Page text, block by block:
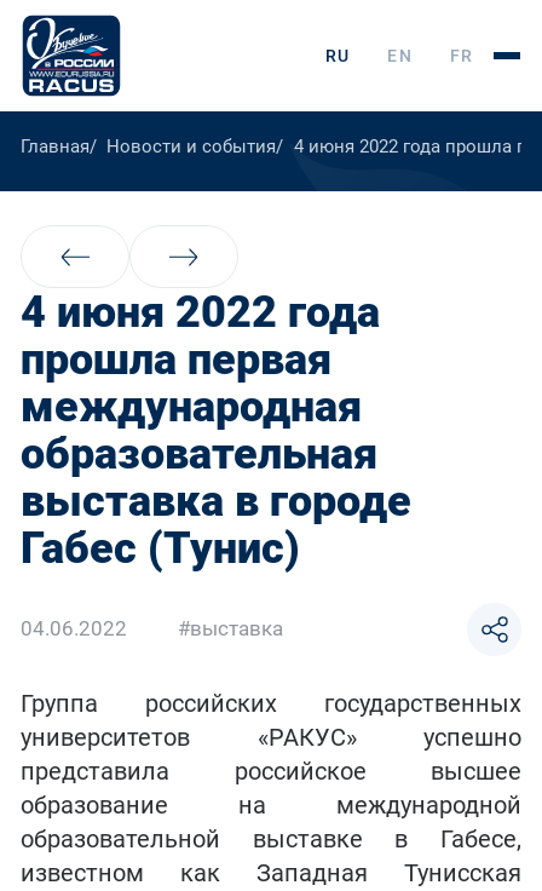
RU EN FR
Главная Новости и события 4 июня 2022 года прошла
4 июня 2022 года
прошла первая
международная
образовательная
выставка в городе
Габес (Тунис)
04.06.2022 #выставка
Группа российских государственных
университетов «РАКУС» успешно
представила российское высшее
образование на международной
образовательной выставке в Габесе,
известном как Западная Тунисская